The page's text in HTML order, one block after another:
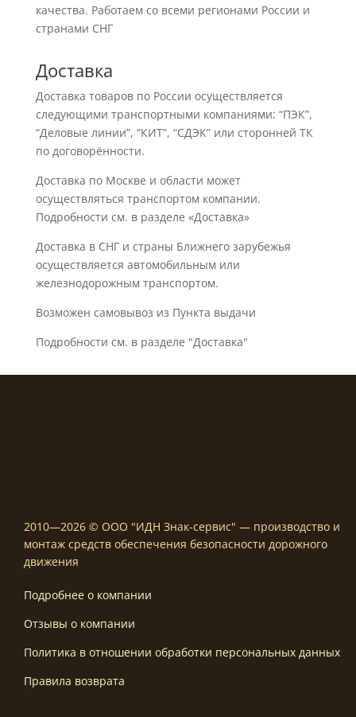
качества. Работаем со всеми регионами России и
странами СНГ
Доставка
Доставка товаров по России осуществляется
следующими транспортными компаниями: “ПЭК”,
“Деловые линии”, “КИТ”, “СДЭК” или сторонней ТК
по договорённости.
Доставка по Москве и области может
осуществляться транспортом компании.
Подробности см. в разделе «Доставка»
Доставка в СНГ и страны Ближнего зарубежья
осуществляется автомобильным или
железнодорожным транспортом.
Возможен самовывоз из Пункта выдачи
Подробности см. в разделе "Доставка"
2010—2026 © ООО "ИДН Знак-сервис" — производство и
монтаж средств обеспечения безопасности дорожного
движения
Подробнее о компании
Отзывы о компании
Политика в отношении обработки персональных данных
Правила возврата